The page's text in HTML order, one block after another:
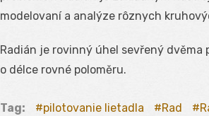
modelovaní a analýze rôznych
Radián je rovinný úhel sevřený
o délce rovné poloměru.
Tag: pilotovanie lietadla Rad